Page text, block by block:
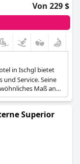
Von 229 $
in Ischgl bietet
und Service. Seine
Maß an
Superior